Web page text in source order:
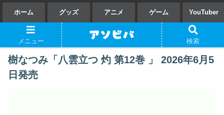
ホーム グッズ アニメ ゲーム YouTuber
樹なつみ「八雲立つ 灼 第12巻 」 2026年6月5
日発売
メニュー 検索